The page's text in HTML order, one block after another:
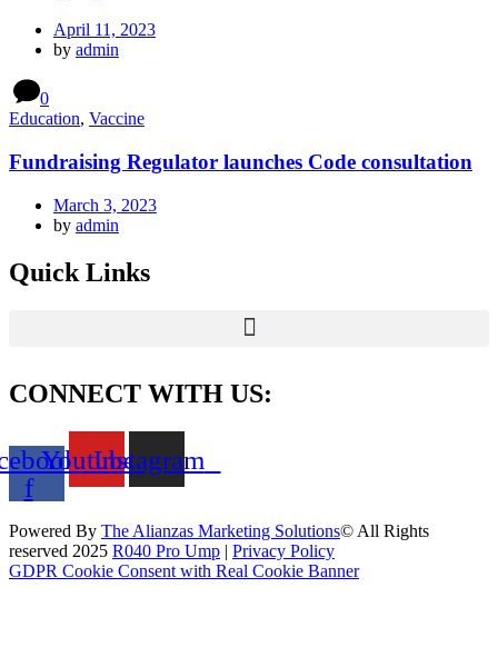
April 11, 2023
by admin
0
Education, Vaccine
Fundraising Regulator launches Code consultation
March 3, 2023
by admin
Quick Links
CONNECT WITH US:
f
YoutubeInstagram
Powered By The Alianzas Marketing Solutions© All Rights
reserved 2025 R040 Pro Ump | Privacy Policy
GDPR Cookie Consent with Real Cookie Banner